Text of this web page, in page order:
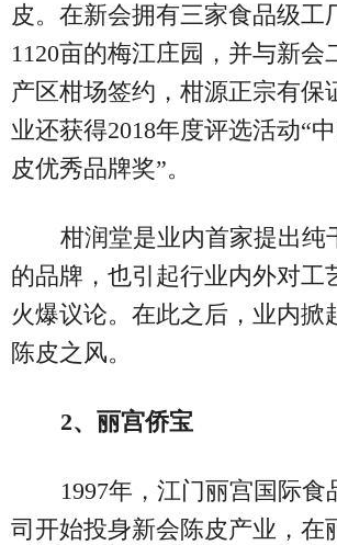
皮。在新会拥有三家食品级工
1120亩的梅江庄园，并与新会
产区柑场签约，柑源正宗有保
业还获得2018年度评选活动“
皮优秀品牌奖”。
柑润堂是业内首家提出纯
的品牌，也引起行业内外对工
火爆议论。在此之后，业内掀
陈皮之风。
2、丽宫侨宝
1997年，江门丽宫国际食
司开始投身新会陈皮产业，在